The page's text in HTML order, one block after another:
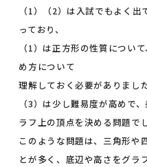
（1）（2）は入試でもよく
っており、
（1）は正方形の性質につい
め方について
理解しておく必要がありました
（3）は少し難易度が高めで
ラフ上の頂点を決める問題でし
このような問題は、三角形や
とが多く、底辺や高さをグラ